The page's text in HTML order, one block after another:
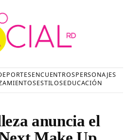
ENCUENTROSPERSONAJES
ESTILOSEDUCACIÓN
anuncia el